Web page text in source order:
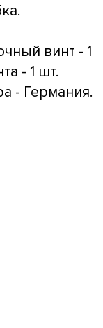
винт - 1
- 1 шт.
- Германия.